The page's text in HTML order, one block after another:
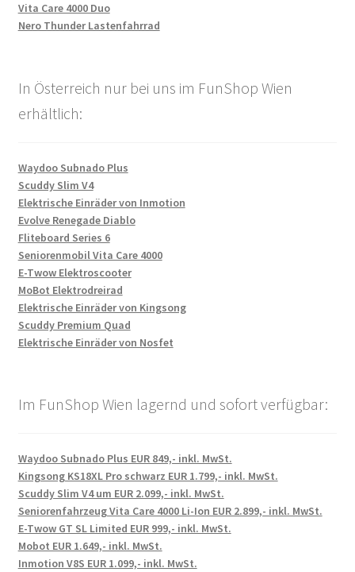
Vita Care 4000 Duo
Nero Thunder Lastenfahrrad
In Österreich nur bei uns im FunShop Wien
erhältlich:
Waydoo Subnado Plus
Scuddy Slim V4
Elektrische Einräder von Inmotion
Evolve Renegade Diablo
Fliteboard Series 6
Seniorenmobil Vita Care 4000
E-Twow Elektroscooter
MoBot Elektrodreirad
Elektrische Einräder von Kingsong
Scuddy Premium Quad
Elektrische Einräder von Nosfet
Im FunShop Wien lagernd und sofort verfügbar:
Waydoo Subnado Plus EUR 849,- inkl. MwSt.
Kingsong KS18XL Pro schwarz EUR 1.799,- inkl. MwSt.
Scuddy Slim V4 um EUR 2.099,- inkl. MwSt.
Seniorenfahrzeug Vita Care 4000 Li-Ion EUR 2.899,- inkl. MwSt.
E-Twow GT SL Limited EUR 999,- inkl. MwSt.
Mobot EUR 1.649,- inkl. MwSt.
Inmotion V8S EUR 1.099,- inkl. MwSt.